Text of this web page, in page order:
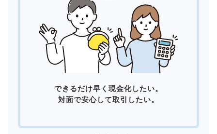
できるだけ早く現金化したい。
対面で安心して取引したい。